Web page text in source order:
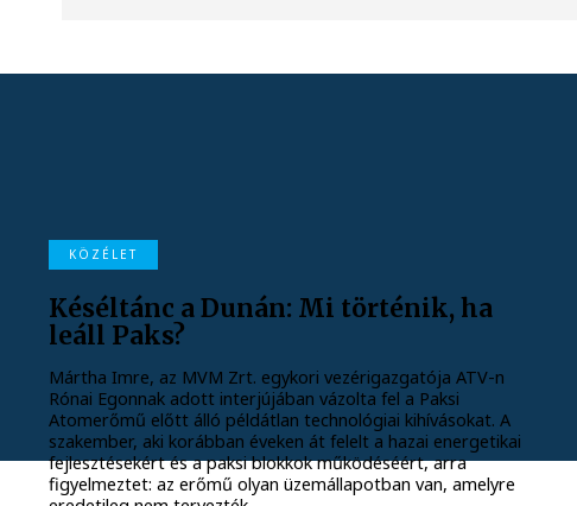
KÖZÉLET
Késéltánc a Dunán: Mi történik, ha
leáll Paks?
Mártha Imre, az MVM Zrt. egykori vezérigazgatója ATV-n
Rónai Egonnak adott interjújában vázolta fel a Paksi
Atomerőmű előtt álló példátlan technológiai kihívásokat. A
szakember, aki korábban éveken át felelt a hazai energetikai
fejlesztésekért és a paksi blokkok működéséért, arra
figyelmeztet: az erőmű olyan üzemállapotban van, amelyre